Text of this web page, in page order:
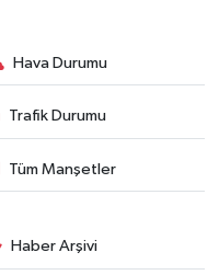
Hava Durumu
Trafik Durumu
Tüm Manşetler
Haber Arşivi